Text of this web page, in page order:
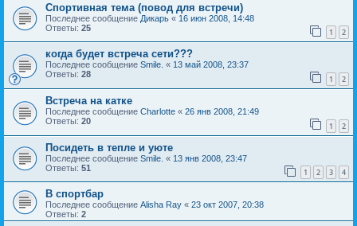
Спортивная тема (повод для встречи)
Последнее сообщение Дикарь « 16 июн 2008, 14:48
Ответы: 25 1 2
когда будет встреча сети???
Последнее сообщение Smile. « 13 май 2008, 23:37
Ответы: 28 1 2
Встреча на катке
Последнее сообщение Charlotte « 26 янв 2008, 21:49
Ответы: 20 1 2
Посидеть в тепле и уюте
Последнее сообщение Smile. « 13 янв 2008, 23:47
Ответы: 51 1 2 3 4
В спортбар
Последнее сообщение Alisha Ray « 23 окт 2007, 20:38
Ответы: 2